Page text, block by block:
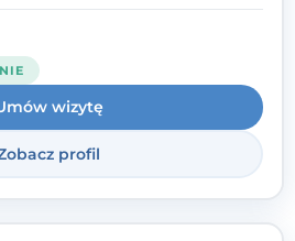
praktyce korzystam m.in. z
Terapii Zachowania.
wizytę
profil